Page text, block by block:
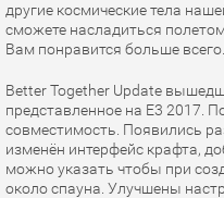
другие космические тела
сможете насладиться
Вам понравится больше всего.
Better Together Update
представленное на E3 2017.
совместимость. Появились
изменён интерфейс крафта,
можно указать чтобы при
около спауна. Улучшены